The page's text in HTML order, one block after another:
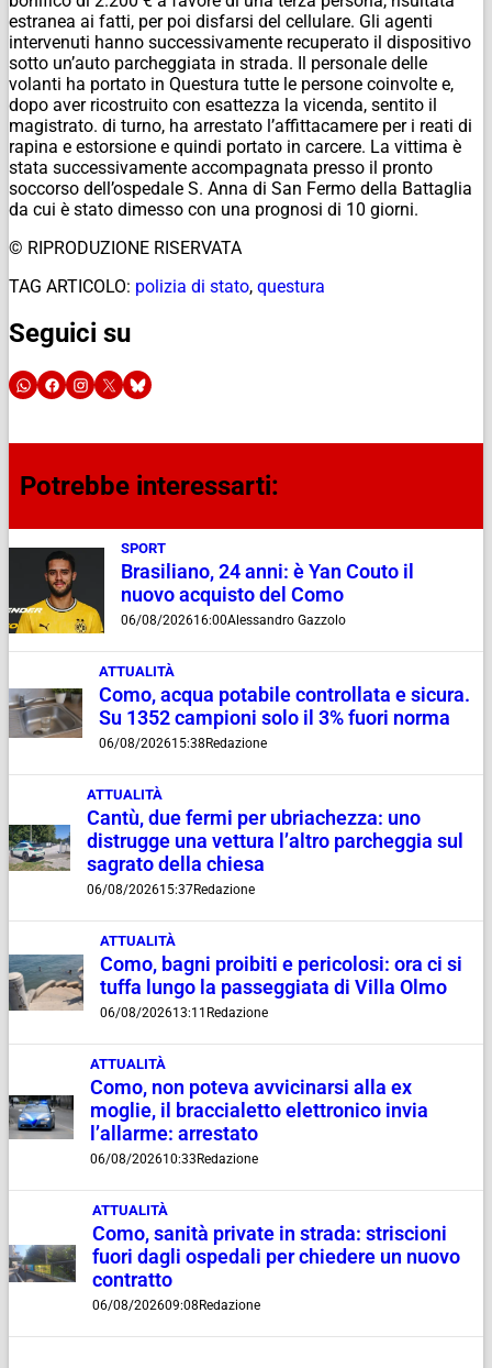
estranea ai fatti, per poi disfarsi del cellulare. Gli agenti
intervenuti hanno successivamente recuperato il dispositivo
sotto un’auto parcheggiata in strada. Il personale delle
volanti ha portato in Questura tutte le persone coinvolte e,
dopo aver ricostruito con esattezza la vicenda, sentito il
magistrato. di turno, ha arrestato l’affittacamere per i reati di
rapina e estorsione e quindi portato in carcere. La vittima è
stata successivamente accompagnata presso il pronto
soccorso dell’ospedale S. Anna di San Fermo della Battaglia
da cui è stato dimesso con una prognosi di 10 giorni.
© RIPRODUZIONE RISERVATA
TAG ARTICOLO: polizia di stato, questura
Seguici su
Potrebbe interessarti:
SPORT
Brasiliano, 24 anni: è Yan Couto il
nuovo acquisto del Como
06/08/202616:00Alessandro Gazzolo
ATTUALITÀ
Como, acqua potabile controllata e sicura.
Su 1352 campioni solo il 3% fuori norma
06/08/202615:38 Redazione
ATTUALITÀ
Cantù, due fermi per ubriachezza: uno
distrugge una vettura l’altro parcheggia sul
sagrato della chiesa
06/08/202615:37Redazione
ATTUALITÀ
Como, bagni proibiti e pericolosi: ora ci si
tuffa lungo la passeggiata di Villa Olmo
06/08/202613:11 Redazione
ATTUALITÀ
Como, non poteva avvicinarsi alla ex
moglie, il braccialetto elettronico invia
l’allarme: arrestato
06/08/202610:33 Redazione
ATTUALITÀ
Como, sanità private in strada: striscioni
fuori dagli ospedali per chiedere un nuovo
contratto
06/08/202609:08 Redazione